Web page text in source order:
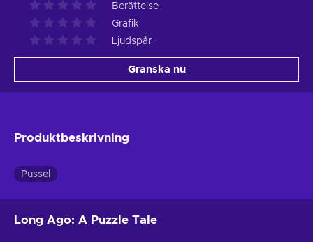
Berättelse
Grafik
Ljudspår
Granska nu
Produktbeskrivning
Pussel
Long Ago: A Puzzle Tale